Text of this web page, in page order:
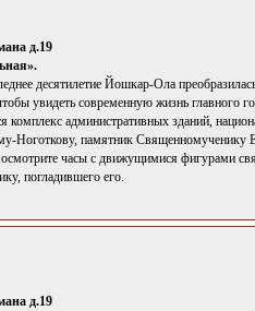
д.19
десятилетие Йошкар-Ола
увидеть современную жизнь главного
административных зданий,
Ноготкову, памятник
часы с движущимися фигурами
погладившего его.
д.19